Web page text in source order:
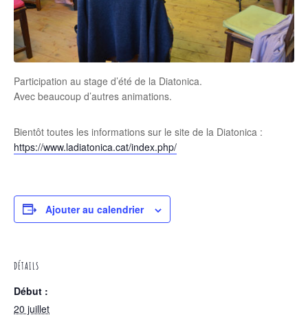
Participation au stage d’été de la Diatonica.
Avec beaucoup d’autres animations.
Bientôt toutes les informations sur le site de la Diatonica :
https://www.ladiatonica.cat/index.php/
Ajouter au calendrier
DÉTAILS
Début :
20 juillet